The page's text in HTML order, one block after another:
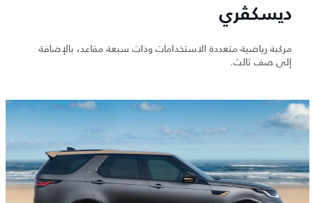
ديسكڤري
مركبة رياضية متعددة الاستخدامات وذات سبعة مقاعد، بالإضافة
إلى صف ثالث.